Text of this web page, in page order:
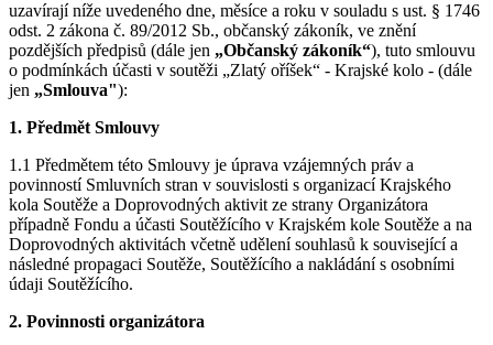
uzavírají níže uvedeného dne, měsíce a roku v souladu s ust. § 1746
odst. 2 zákona č. 89/2012 Sb., občanský zákoník, ve znění
pozdějších předpisů (dále jen „Občanský zákoník“), tuto smlouvu
o podmínkách účasti v soutěži „Zlatý oříšek“ - Krajské kolo - (dále
jen „Smlouva"):
1. Předmět Smlouvy
1.1 Předmětem této Smlouvy je úprava vzájemných práv a
povinností Smluvních stran v souvislosti s organizací Krajského
kola Soutěže a Doprovodných aktivit ze strany Organizátora
případně Fondu a účasti Soutěžícího v Krajském kole Soutěže a na
Doprovodných aktivitách včetně udělení souhlasů k související a
následné propagaci Soutěže, Soutěžícího a nakládání s osobními
údaji Soutěžícího.
2. Povinnosti organizátora